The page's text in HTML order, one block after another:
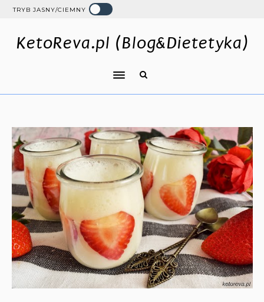
TRYB JASNY/CIEMNY
KetoReva.pl (Blog&Dietetyka)